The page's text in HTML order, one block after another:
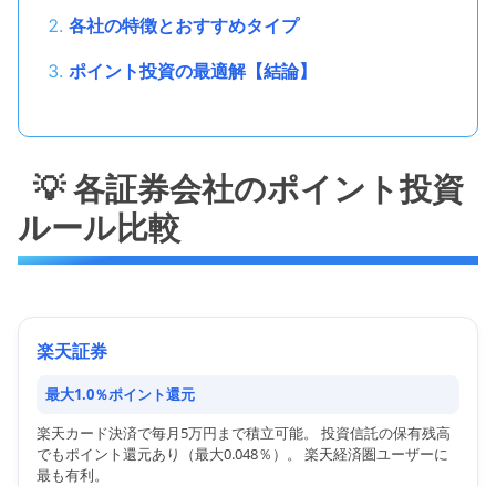
各社の特徴とおすすめタイプ
ポイント投資の最適解【結論】
💡 各証券会社のポイント投資
ルール比較
楽天証券
最大1.0％ポイント還元
楽天カード決済で毎月5万円まで積立可能。 投資信託の保有残高
でもポイント還元あり（最大0.048％）。 楽天経済圏ユーザーに
最も有利。